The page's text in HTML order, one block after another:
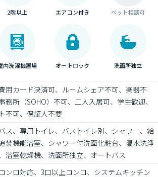
2階以上 エアコン付き ペット相談可
内洗濯機置場 オートロック 洗面所独立
用カード決済可、ルームシェア不可、楽器不
務所（SOHO）不可、二人入居可、学生歓迎、
不可、保証人不要
ス、専用トイレ、バストイレ別、シャワー、給
焚機能浴室、シャワー付洗面化粧台、温水洗浄
浴室乾燥機、洗面所独立、オートバス
ンロ対応、3口以上コンロ、システムキッチン